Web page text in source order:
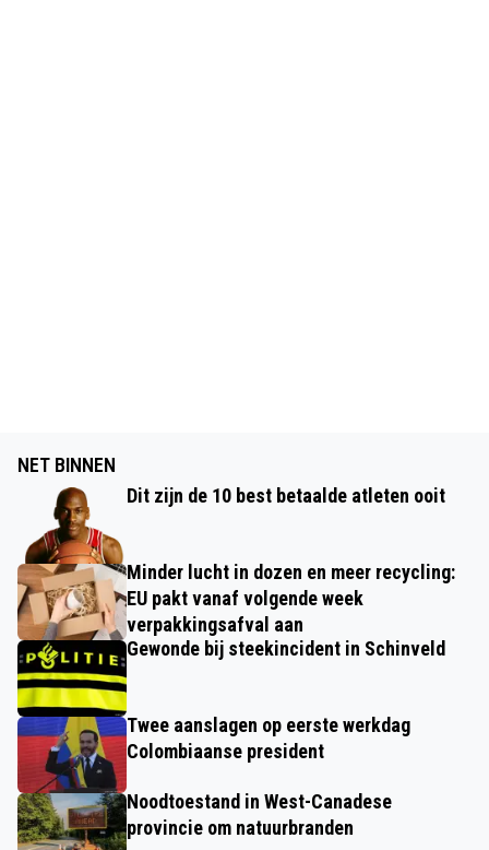
NET BINNEN
Dit zijn de 10 best betaalde atleten ooit
Minder lucht in dozen en meer recycling:
EU pakt vanaf volgende week
verpakkingsafval aan
Gewonde bij steekincident in Schinveld
Twee aanslagen op eerste werkdag
Colombiaanse president
Noodtoestand in West-Canadese
provincie om natuurbranden